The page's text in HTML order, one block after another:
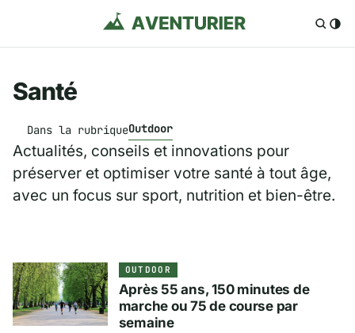
Santé
Dans la rubriqueOutdoor
Actualités, conseils et innovations pour
préserver et optimiser votre santé à tout âge,
avec un focus sur sport, nutrition et bien-être.
OUTDOOR
Après 55 ans, 150 minutes de
marche ou 75 de course par
semaine